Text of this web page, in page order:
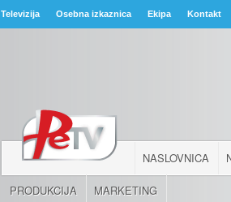
Televizija Osebna izkaznica Ekipa Kontakt
NASLOVNICA
PRODUKCIJA MARKETING